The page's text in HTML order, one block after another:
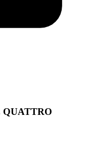
QUATTRO